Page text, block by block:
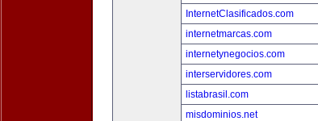
InternetClasificados.com
internetmarcas.com
internetynegocios.com
interservidores.com
listabrasil.com
misdominios.net